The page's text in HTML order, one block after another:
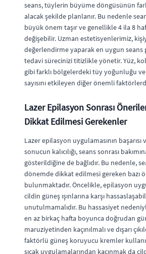
seans, tüylerin büyüme döngüsünün
alacak şekilde planlanır. Bu nedenle
büyük önem taşır ve genellikle 4 ila 8
değişebilir. Uzman estetisyenlerimiz,
değerlendirme yaparak en uygun seans
tedavi sürecinizi titizlikle yönetir. Yüz,
gibi farklı bölgelerdeki tüy yoğunluğu ve
sayısını etkileyen diğer önemli
Lazer Epilasyon Sonrası
Dikkat Edilmesi Gerekenler
Lazer epilasyon uygulamasının başarısı
sonucun kalıcılığı, seans sonrası
gösterildiğine de bağlıdır. Bu nedenle,
dönemde dikkat edilmesi gereken bazı
bulunmaktadır. Öncelikle, epilasyon
cildin güneş ışınlarına karşı
unutulmamalıdır. Bu hassasiyet
en az birkaç hafta boyunca doğrudan
maruziyetinden kaçınılmalı ve dışarı
faktörlü güneş koruyucu kremler
sıcak uygulamalarından kaçınmak da